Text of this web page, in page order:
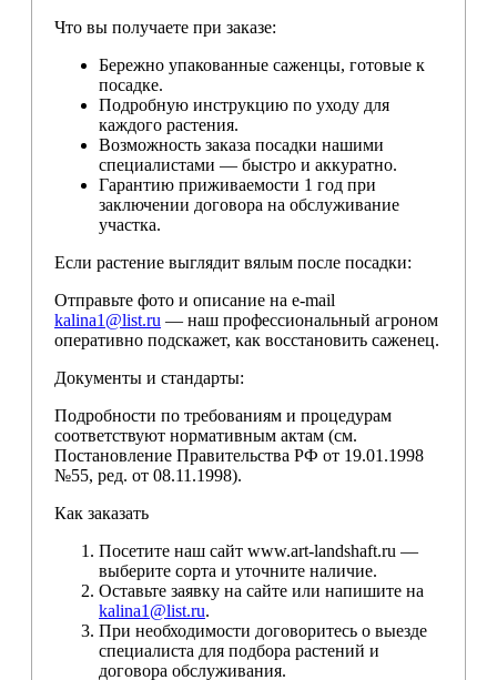
Что вы получаете при заказе:
Бережно упакованные саженцы, готовые к
посадке.
Подробную инструкцию по уходу для
каждого растения.
Возможность заказа посадки нашими
специалистами — быстро и аккуратно.
Гарантию приживаемости 1 год при
заключении договора на обслуживание
участка.
Если растение выглядит вялым после посадки:
Отправьте фото и описание на e-mail
kalina1@list.ru — наш профессиональный агроном
оперативно подскажет, как восстановить саженец.
Документы и стандарты:
Подробности по требованиям и процедурам
соответствуют нормативным актам (см.
Постановление Правительства РФ от 19.01.1998
№55, ред. от 08.11.1998).
Как заказать
Посетите наш сайт www.art-landshaft.ru —
выберите сорта и уточните наличие.
Оставьте заявку на сайте или напишите на
kalina1@list.ru.
При необходимости договоритесь о выезде
специалиста для подбора растений и
договора обслуживания.